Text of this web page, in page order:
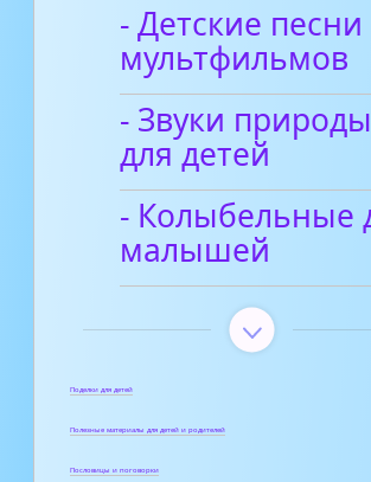
- Детские песни
мультфильмов
- Звуки природы
для детей
- Колыбельные
малышей
Поделки для детей
Полезные материалы для детей и родителей
Пословицы и поговорки